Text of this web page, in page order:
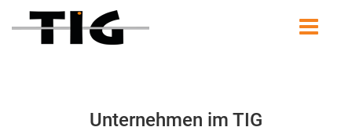
Unternehmen im TIG